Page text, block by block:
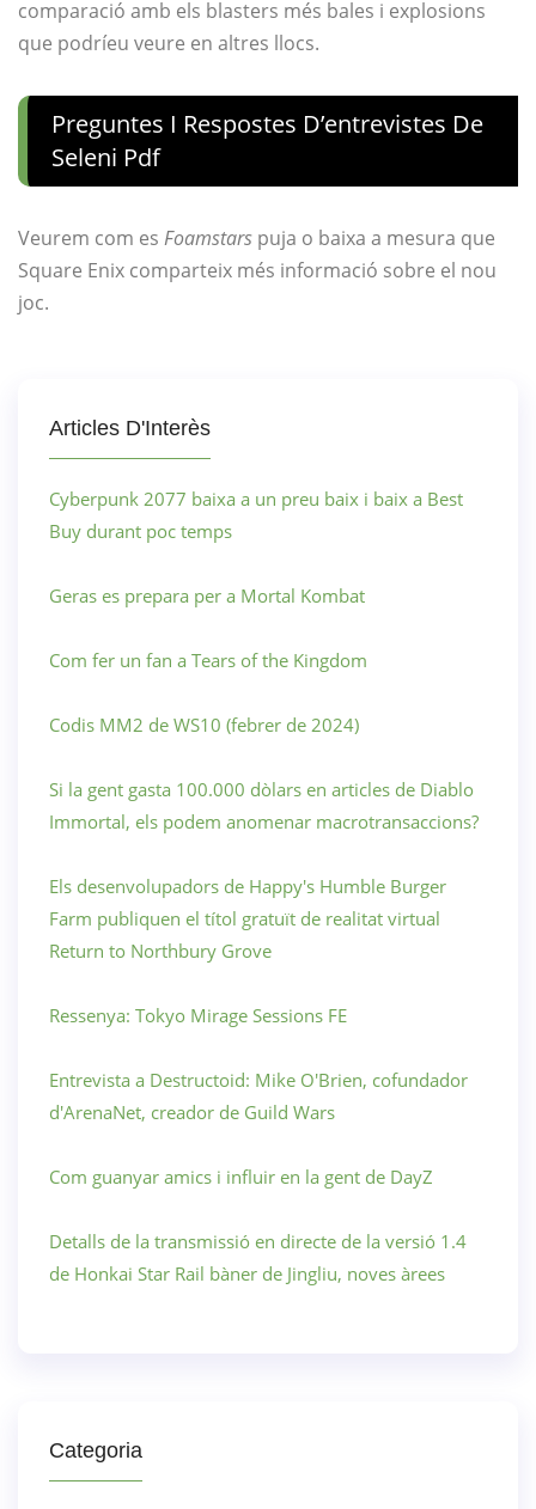
comparació amb els blasters més bales i explosions
que podríeu veure en altres llocs.
Preguntes I Respostes D’entrevistes De
Seleni Pdf
Veurem com es Foamstars puja o baixa a mesura que
Square Enix comparteix més informació sobre el nou
joc.
Articles D'Interès
Cyberpunk 2077 baixa a un preu baix i baix a Best
Buy durant poc temps
Geras es prepara per a Mortal Kombat
Com fer un fan a Tears of the Kingdom
Codis MM2 de WS10 (febrer de 2024)
Si la gent gasta 100.000 dòlars en articles de Diablo
Immortal, els podem anomenar macrotransaccions?
Els desenvolupadors de Happy's Humble Burger
Farm publiquen el títol gratuït de realitat virtual
Return to Northbury Grove
Ressenya: Tokyo Mirage Sessions FE
Entrevista a Destructoid: Mike O'Brien, cofundador
d'ArenaNet, creador de Guild Wars
Com guanyar amics i influir en la gent de DayZ
Detalls de la transmissió en directe de la versió 1.4
de Honkai Star Rail bàner de Jingliu, noves àrees
Categoria